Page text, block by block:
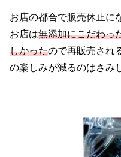
お店の都合で販売休止に
お店は無添加にこだわっ
しかったので再販売され
の楽しみが減るのはさみ